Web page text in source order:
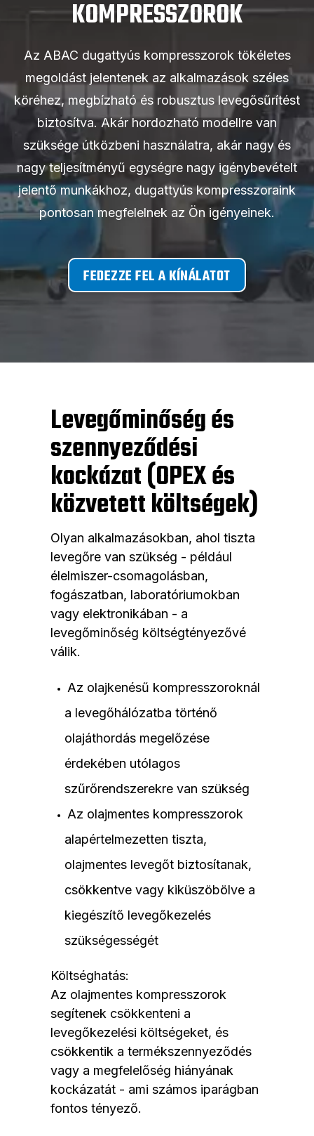
KOMPRESSZOROK
Az ABAC dugattyús kompresszorok tökéletes
megoldást jelentenek az alkalmazások széles
köréhez, megbízható és robusztus levegősűrítést
biztosítva. Akár hordozható modellre van
szüksége útközbeni használatra, akár nagy és
nagy teljesítményű egységre nagy igénybevételt
jelentő munkákhoz, dugattyús kompresszoraink
pontosan megfelelnek az Ön igényeinek.
FEDEZZE FEL A KÍNÁLATOT
Levegőminőség és
szennyeződési
kockázat (OPEX és
közvetett költségek)
Olyan alkalmazásokban, ahol tiszta
levegőre van szükség - például
élelmiszer-csomagolásban,
fogászatban, laboratóriumokban
vagy elektronikában - a
levegőminőség költségtényezővé
válik.
Az olajkenésű kompresszoroknál
a levegőhálózatba történő
olajáthordás megelőzése
érdekében utólagos
szűrőrendszerekre van szükség
Az olajmentes kompresszorok
alapértelmezetten tiszta,
olajmentes levegőt biztosítanak,
csökkentve vagy kiküszöbölve a
kiegészítő levegőkezelés
szükségességét
Költséghatás:
Az olajmentes kompresszorok
segítenek csökkenteni a
levegőkezelési költségeket, és
csökkentik a termékszennyeződés
vagy a megfelelőség hiányának
kockázatát - ami számos iparágban
fontos tényező.